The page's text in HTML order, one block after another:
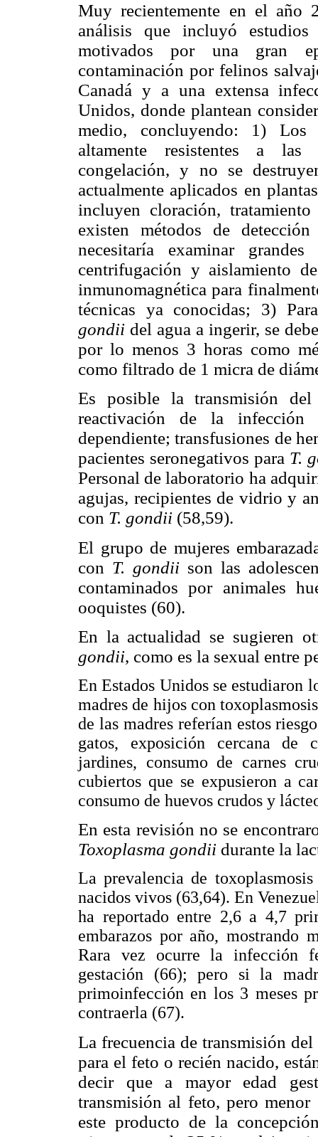
Muy recientemente en el año
análisis que incluyó
motivados por una gran
contaminación por felinos
Canadá y a una extensa
Unidos, donde plantean
medio, concluyendo: 1)
altamente resistentes a las
congelación, y no se
actualmente aplicados en
incluyen cloración,
existen métodos de
necesitaría examinar
centrifugación y aislamiento
inmunomagnética para
técnicas ya conocidas; 3)
gondii del agua a ingerir, se
por lo menos 3 horas como
como filtrado de 1 micra de
Es posible la transmisión
reactivación de la infección
dependiente; transfusiones de
pacientes seronegativos para T.
Personal de laboratorio ha
agujas, recipientes de vidrio y
con T. gondii (58,59).
El grupo de mujeres
con T. gondii son las
contaminados por animales
ooquistes (60).
En la actualidad se sugieren
gondii, como es la sexual entre
En Estados Unidos se estudiaron
madres de hijos con
de las madres referían estos
gatos, exposición cercana de
jardines, consumo de carnes
cubiertos que se expusieron a
consumo de huevos crudos y
En esta revisión no se
Toxoplasma gondii durante la
La prevalencia de
nacidos vivos (63,64). En
ha reportado entre 2,6 a 4,7
embarazos por año, mostrando
Rara vez ocurre la infección
gestación (66); pero si la
primoinfección en los 3 meses
contraerla (67).
La frecuencia de transmisión del
para el feto o recién nacido,
decir que a mayor edad
transmisión al feto, pero
este producto de la